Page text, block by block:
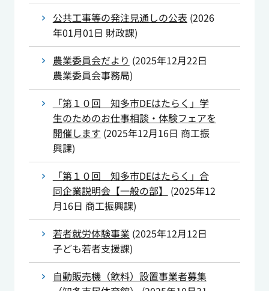
公共工事等の発注見通しの公表 (2026
年01月01日 財政課)
農業委員会だより (2025年12月22日
農業委員会事務局)
「第１０回 知多市DEはたらく」学
生のためのお仕事相談・体験フェアを
開催します (2025年12月16日 商工振
興課)
「第１０回 知多市DEはたらく」合
同企業説明会【一般の部】
(2025年12
月16日 商工振興課)
若者就労体験事業 (2025年12月12日
子ども若者支援課)
自動販売機（飲料）設置事業者募集